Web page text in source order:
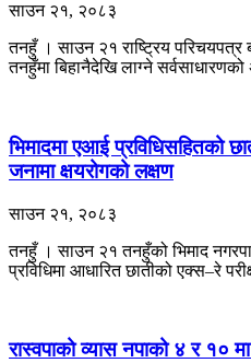
साउन २१, २०८३
तनहुँ । साउन २१ राष्ट्रिय परिचयपत्र
तनहुँमा बिहानैदेखि लाग्ने सर्वसाधारणको
भिमादमा एआई प्रविधिसहितको
जनामा क्षयरोगको लक्षण
साउन २१, २०८३
तनहुँ । साउन २१ तनहुँको भिमाद
प्रविधिमा आधारित छातीको एक्स–रे
रास्वपाको व्यास नपाको ४ र